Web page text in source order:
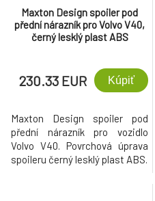
Maxton Design spoiler pod
přední nárazník pro Volvo V40,
černý lesklý plast ABS
230.33 EUR Kúpiť
Maxton Design spoiler pod
přední nárazník pro vozidlo
Volvo V40. Povrchová úprava
spoileru černý lesklý plast ABS.